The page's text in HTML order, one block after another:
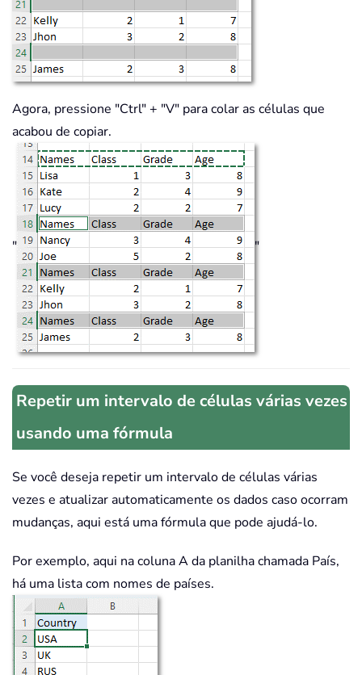
Agora, pressione "Ctrl" + "V" para colar as células que
acabou de copiar.
" "
Repetir um intervalo de células várias vezes
usando uma fórmula
Se você deseja repetir um intervalo de células várias
vezes e atualizar automaticamente os dados caso ocorram
mudanças, aqui está uma fórmula que pode ajudá-lo.
Por exemplo, aqui na coluna A da planilha chamada País,
há uma lista com nomes de países.